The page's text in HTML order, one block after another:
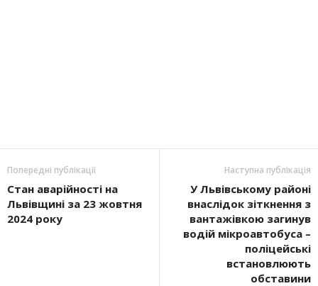
Попередні публікації
Стан аварійності на
Львівщині за 23 жовтня
2024 року
Наступна публікація
У Львівському районі
внаслідок зіткнення з
вантажівкою загинув
водій мікроавтобуса –
поліцейські
встановлюють
обставини